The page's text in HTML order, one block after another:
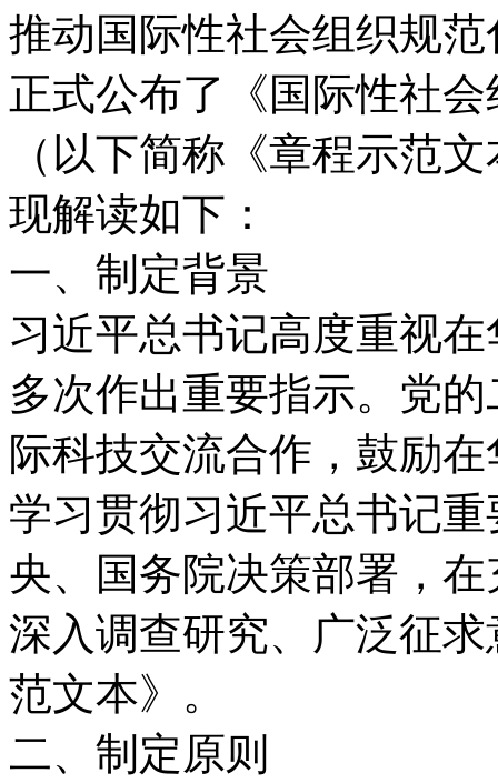
推动国际性社会组织规
正式公布了《国际性社
（以下简称《章程示范
现解读如下：
一、制定背景
习近平总书记高度重视
多次作出重要指示。党
际科技交流合作，鼓励
学习贯彻习近平总书记
央、国务院决策部署，
深入调查研究、广泛征
范文本》。
二、制定原则